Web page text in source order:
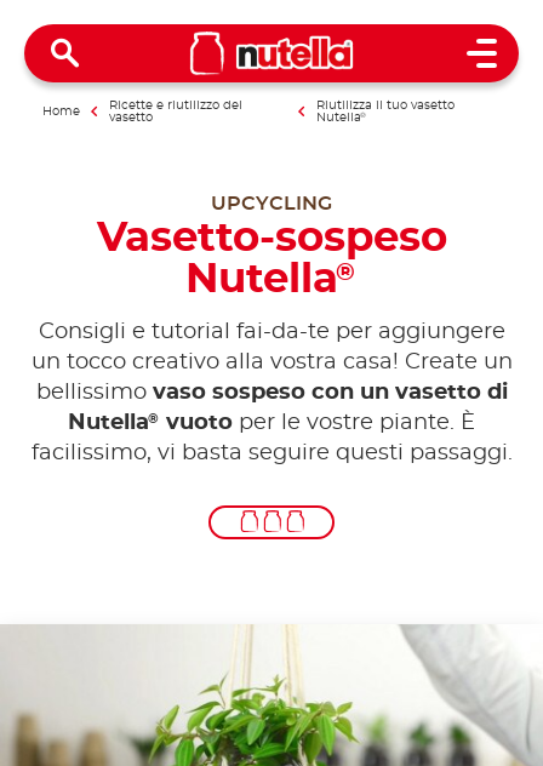
Open
Home
Ricette e riutilizzo del
vasetto
Riutilizza il tuo vasetto
Nutella®
UPCYCLING
Vasetto-sospeso
Nutella®
Consigli e tutorial fai-da-te per aggiungere
un tocco creativo alla vostra casa! Create un
bellissimo vaso sospeso con un vasetto di
Nutella® vuoto per le vostre piante. È
facilissimo, vi basta seguire questi passaggi.